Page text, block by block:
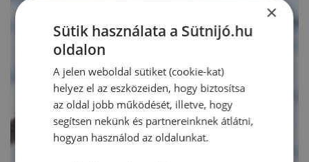
×
Sütik használata a Sütnijó.hu
oldalon
A jelen weboldal sütiket (cookie-kat)
helyez el az eszközeiden, hogy biztosítsa
az oldal jobb működését, illetve, hogy
segítsen nekünk és partnereinknek átlátni,
hogyan használod az oldalunkat.